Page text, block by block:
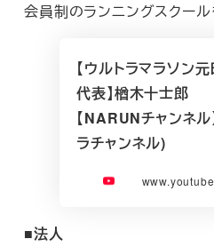
会員制のランニングスクール
【ウルトラマラソン
代表】楢木十士郎
【NARUNチャンネル
ラチャンネル)
■法人